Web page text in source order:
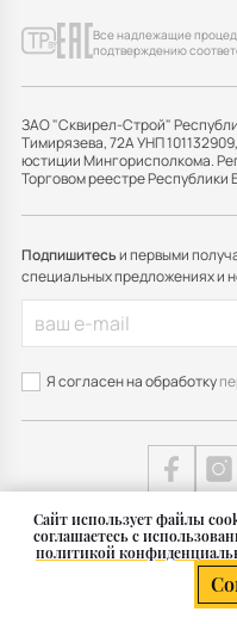
Cайт использует файлы
соглашаетесь с
политикой
Все надлежащие
подтверждению
ЗАО "Сквирел-Строй"
Тимирязева, 72А УНП
юстиции Мингорисполкома.
Торговом реестре Республики
Подпишитесьи первыми
специальных предложениях и
Я согласен на обработку
© 2011 — 2026